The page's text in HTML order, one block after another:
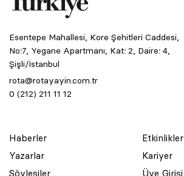
Esentepe Mahallesi, Kore Şehitleri Caddesi,
No:7, Yegane Apartmanı, Kat: 2, Daire: 4,
Şişli/İstanbul
rota@rotayayin.com.tr
0 (212) 211 11 12
Haberler
Yazarlar
Söyleşiler
Etkinlikler
Kariyer
Üye Girişi